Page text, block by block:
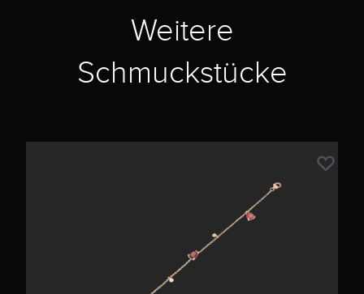
Weitere
Schmuckstücke